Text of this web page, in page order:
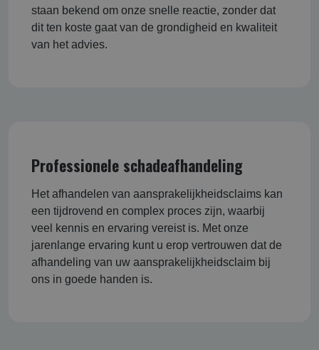
staan bekend om onze snelle reactie, zonder dat
dit ten koste gaat van de grondigheid en kwaliteit
van het advies.
Professionele schadeafhandeling
Het afhandelen van aansprakelijkheidsclaims kan
een tijdrovend en complex proces zijn, waarbij
veel kennis en ervaring vereist is. Met onze
jarenlange ervaring kunt u erop vertrouwen dat de
afhandeling van uw aansprakelijkheidsclaim bij
ons in goede handen is.